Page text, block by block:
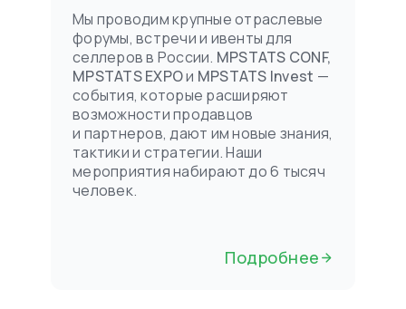
Мы проводим крупные отраслевые
форумы, встречи и ивенты для
селлеров в России. MPSTATS CONF,
MPSTATS EXPOи MPSTATS Invest —
события, которые расширяют
возможности продавцов
и партнеров, дают им новые знания,
тактики и стратегии. Наши
мероприятия набирают до 6 тысяч
человек.
Подробнее